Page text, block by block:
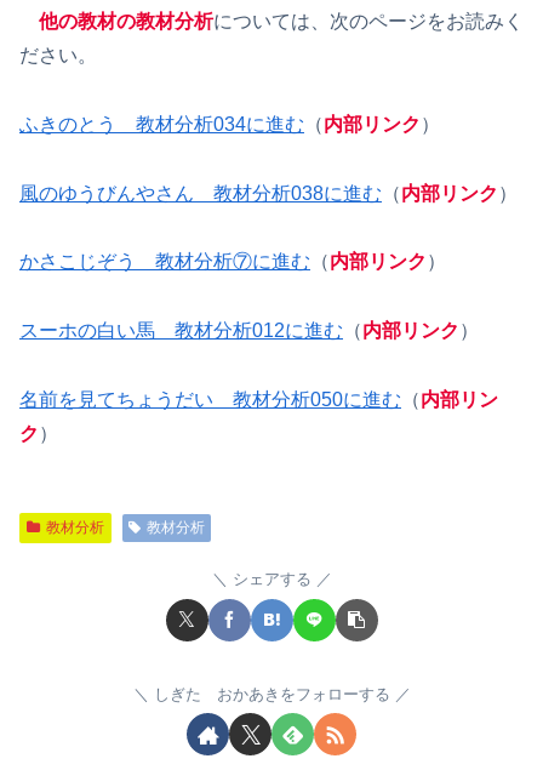
他の教材の教材分析については、次のページをお読みく
ださい。
ふきのとう 教材分析034に進む （内部リンク ）
風のゆうびんやさん 教材分析038に進む （内部リンク ）
かさこじぞう 教材分析⑦に進む （内部リンク ）
スーホの白い馬 教材分析012に進む （内部リンク ）
名前を見てちょうだい 教材分析050に進む （内部リン
ク ）
教材分析 教材分析
シェアする
しぎた おかあきをフォローする